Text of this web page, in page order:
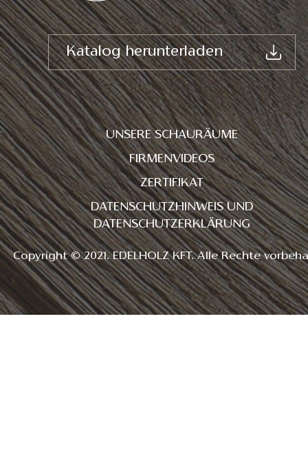
Katalog herunterladen
UNSERE SCHAURÄUME
FIRMENVIDEOS
ZERTIFIKAT
DATENSCHUTZHINWEIS UND
DATENSCHUTZERKLÄRUNG
Copyright © 2021. EDELHOLZ KFT. Alle Rechte